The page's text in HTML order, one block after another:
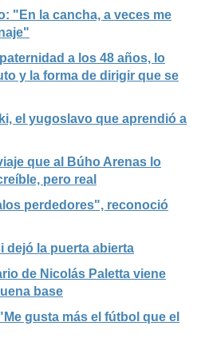
"En la cancha, a veces me
a los 48 años, lo
y la forma de dirigir que se
el yugoslavo que aprendió a
que al Búho Arenas lo
pero real
perdedores", reconoció
dejó la puerta abierta
de Nicolás Paletta viene
base
gusta más el fútbol que el